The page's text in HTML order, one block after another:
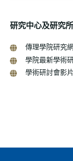
研究中心及研究所
傳理學院研究
學院最新學術
學術研討會影片